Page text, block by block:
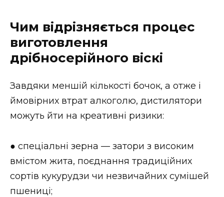
Чим відрізняється процес
виготовлення
дрібносерійного віскі
Завдяки меншій кількості бочок, а отже і
ймовірних втрат алкоголю, дистилятори
можуть йти на креативні ризики:
● спеціальні зерна — затори з високим
вмістом жита, поєднання традиційних
сортів кукурудзи чи незвичайних сумішей
пшениці;